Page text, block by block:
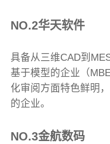
NO.2华天软件
具备从三维CAD到
基于模型的企业（
化审阅方面特色鲜明
的企业。
NO.3金航数码